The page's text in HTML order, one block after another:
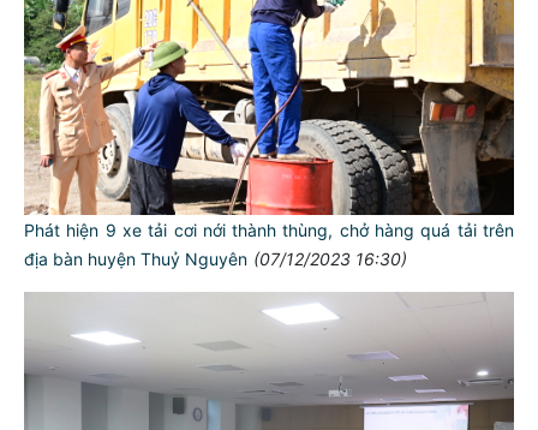
Phát hiện 9 xe tải cơi nới thành thùng, chở hàng quá tải trên
địa bàn huyện Thuỷ Nguyên (07/12/2023 16:30)